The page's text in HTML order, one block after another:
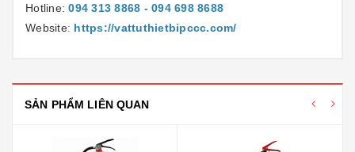
Hotline: 094 313 8868 - 094 698 8688
Website: https://vattuthietbipccc.com/
SẢN PHẨM LIÊN QUAN